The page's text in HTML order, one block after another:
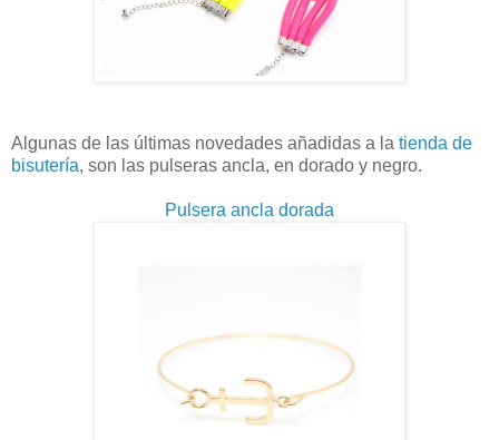
Algunas de las últimas novedades añadidas a la tienda de
bisutería, son las pulseras ancla, en dorado y negro.
Pulsera ancla dorada